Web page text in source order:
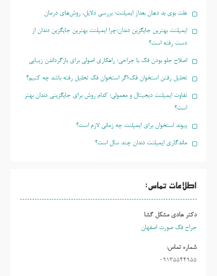
علت بوی بد دهان بعداز ایمپلنت؛ بررسی دلایل، روش‌های درمان
ایمپلنت بهترین جایگزین دندان؛چرا ایمپلنت بهترین جایگزین دندان از
دست رفته است؟
اصلاح جلو بودن فک با جراحی؛ راهکاری اصولی برای بازگرداندن زیبایی
تحلیل رفتن استخوان فک؛اگر استخوان فک تحلیل رفته باشد چه کنیم؟
تفاوت ایمپلنت دیجیتال و معمولی؛ کدام روش برای جایگزینی دندان بهتر
است؟
پیوند استخوان برای ایمپلنت چه زمانی لازم است؟
ماندگاری ایمپلنت دندان چند سال است؟
اطلاعات تماس:
دکتر هادی مشکل گشا
جراح فک صورت اصفهان
شماره تماس:
09135544955